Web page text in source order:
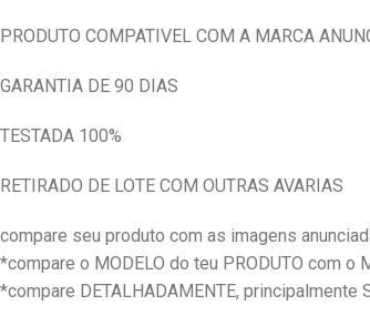
PRODUTO COMPATIVEL COM A MARCA
GARANTIA DE 90 DIAS
TESTADA 100%
RETIRADO DE LOTE COM OUTRAS AVARIAS
compare seu produto com as imagens
*compare o MODELO do teu PRODUTO com o
*compare DETALHADAMENTE, principalmente